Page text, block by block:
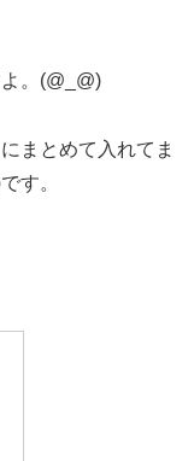
。(@_@)
まとめて入れてま
す。